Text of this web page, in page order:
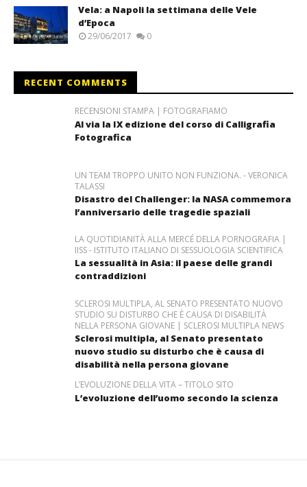
Vela: a Napoli la settimana delle Vele
d’Epoca
29/06/2017 0
RECENT COMMENTS
RECENSIONI STAMPA | FOTOGRAFIAMO
Al via la IX edizione del corso di Calligrafia
Fotografica
UN TEAM TROPPO UNITO NON FUNZIONA. - VERONICA
TALASSI
Disastro del Challenger: la NASA commemora
l’anniversario delle tragedie spaziali
LA QUOTIDIANITÀ ALLA MERCÉ DELLA PORNOGRAFIA |
IISS - ISTITUTO ITALIANO DI SESSUOLOGIA SCIENTIFICA
La sessualità in Asia: il paese delle grandi
contraddizioni
SCLEROSI MULTIPLA, AL SENATO PRESENTATO NUOVO
STUDIO SU DISTURBO CHE È CAUSA DI DISABILITÀ
NELLA PERSONA GIOVANE | SCLEROSI MULTIPLA NEWS
Sclerosi multipla, al Senato presentato
nuovo studio su disturbo che è causa di
disabilità nella persona giovane
L’EVOLUZIONE DELLA VITA – TITOLO SITO
L’evoluzione dell’uomo secondo la scienza